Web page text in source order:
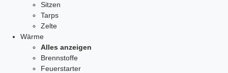
Sitzen
Tarps
Zelte
Wärme
Alles anzeigen
Brennstoffe
Feuerstarter